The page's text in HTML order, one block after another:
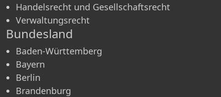
Handelsrecht und Gesellschaftsrecht
Verwaltungsrecht
Bundesland
Baden-Württemberg
Bayern
Berlin
Brandenburg